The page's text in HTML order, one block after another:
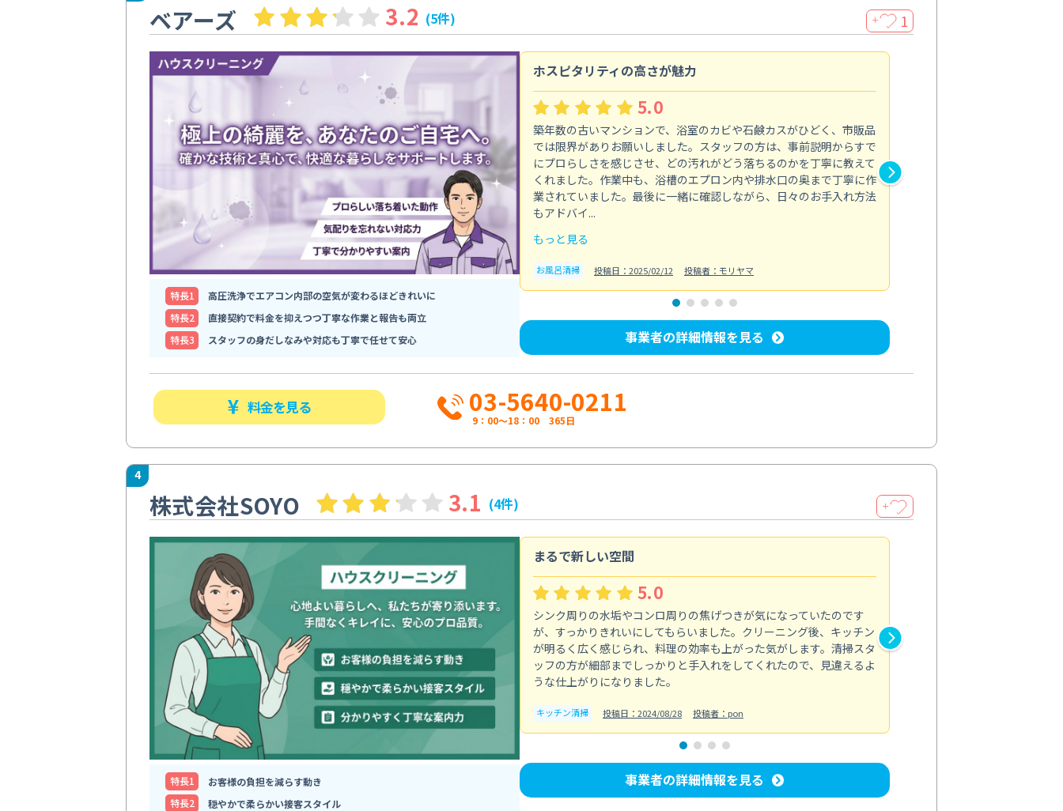
ベアーズ 3.2 (5件) ＋ 1
特⻑1
高圧洗浄でエアコン内部の空気が変わるほどきれいに
特⻑2
直接契約で料金を抑えつつ丁寧な作業と報告も両立
特⻑3
スタッフの身だしなみや対応も丁寧で任せて安心
ホスピタリティの高さが魅力
5.0
築年数の古いマンションで、浴室のカビや石鹸カスがひどく、市販品
では限界がありお願いしました。スタッフの方は、事前説明からすで
にプロらしさを感じさせ、どの汚れがどう落ちるのかを丁寧に教えて
くれました。作業中も、浴槽のエプロン内や排水口の奥まで丁寧に作
業されていました。最後に一緒に確認しながら、日々のお手入れ方法
もアドバイ...
もっと見る
お風呂清掃 投稿日：2025/02/12 投稿者：モリヤマ
事業者の詳細情報を見る
料金を見る 03-5640-0211
9：00～18：00 365日
4
株式会社SOYO 3.1 (4件) ＋
特⻑1
お客様の負担を減らす動き
特⻑2
穏やかで柔らかい接客スタイル
まるで新しい空間
5.0
シンク周りの水垢やコンロ周りの焦げつきが気になっていたのです
が、すっかりきれいにしてもらいました。クリーニング後、キッチン
が明るく広く感じられ、料理の効率も上がった気がします。清掃スタ
ッフの方が細部までしっかりと手入れをしてくれたので、見違えるよ
うな仕上がりになりました。
キッチン清掃 投稿日：2024/08/28 投稿者：pon
事業者の詳細情報を見る